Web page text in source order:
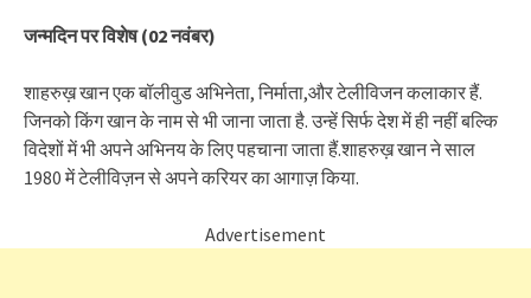
जन्मदिन पर विशेष (02 नवंबर)
शाहरुख़ खान एक बॉलीवुड अभिनेता, निर्माता,और टेलीविजन कलाकार हैं.
जिनको किंग खान के नाम से भी जाना जाता है. उन्हें सिर्फ देश में ही नहीं बल्कि
विदेशों में भी अपने अभिनय के लिए पहचाना जाता हैं.शाहरुख़ खान ने साल
1980 में टेलीविज़न से अपने करियर का आगाज़ किया.
Advertisement